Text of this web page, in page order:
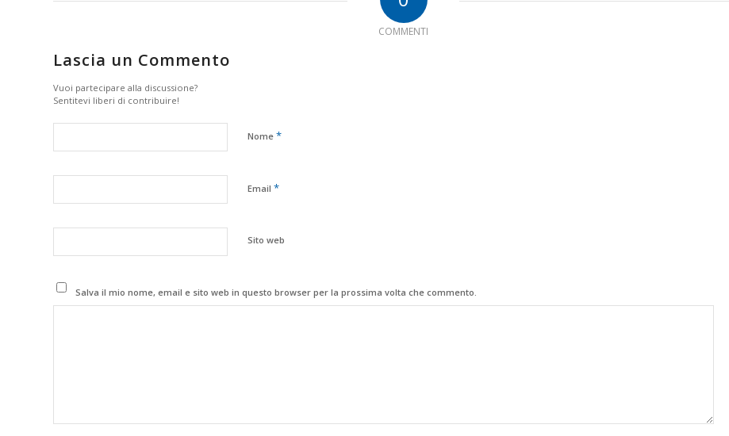
COMMENTI
Lascia un Commento
Vuoi partecipare alla discussione?
Sentitevi liberi di contribuire!
Nome *
Email *
Sito web
Salva il mio nome, email e sito web in questo browser per la prossima volta che commento.